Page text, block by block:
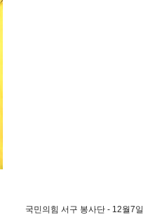
국민의힘 서구 봉사단 - 12월7일